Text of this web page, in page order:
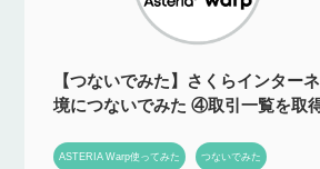
【つないでみた】さくらインター
境につないでみた ④取引一覧を取
ASTERIA Warp使ってみた つないでみた